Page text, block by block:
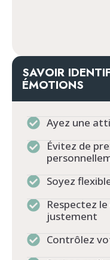
SAVOIR
ÉMOTIONS
Ayez une
Évitez de
Soyez
Respectez
justement
Contrôlez